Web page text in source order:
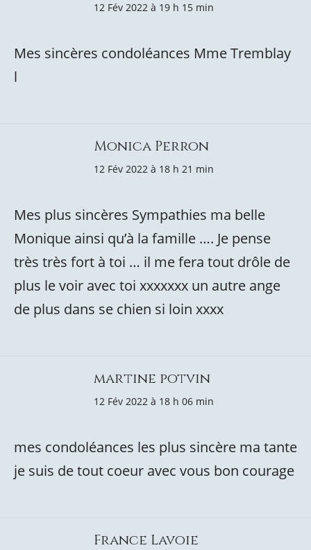
12 Fév 2022 à 19 h 15 min
Mes sincères condoléances Mme Tremblay
l
Monica Perron
12 Fév 2022 à 18 h 21 min
Mes plus sincères Sympathies ma belle
Monique ainsi qu’à la famille …. Je pense
très très fort à toi … il me fera tout drôle de
plus le voir avec toi xxxxxxx un autre ange
de plus dans se chien si loin xxxx
martine potvin
12 Fév 2022 à 18 h 06 min
mes condoléances les plus sincère ma tante
je suis de tout coeur avec vous bon courage
France Lavoie